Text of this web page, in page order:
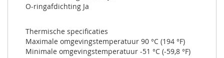
O-ringafdichting Ja
Thermische specificaties
Maximale omgevingstemperatuur 90 °C (194 °F)
Minimale omgevingstemperatuur -51 °C (-59,8 °F)